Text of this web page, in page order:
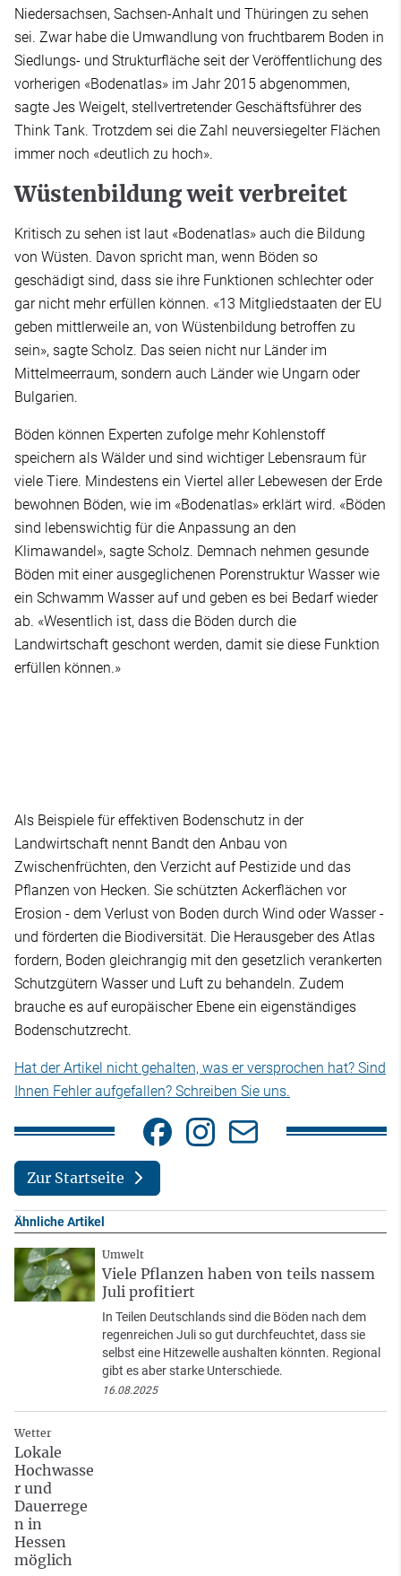
Niedersachsen, Sachsen-Anhalt und Thüringen zu sehen
sei. Zwar habe die Umwandlung von fruchtbarem Boden in
Siedlungs- und Strukturfläche seit der Veröffentlichung des
vorherigen «Bodenatlas» im Jahr 2015 abgenommen,
sagte Jes Weigelt, stellvertretender Geschäftsführer des
Think Tank. Trotzdem sei die Zahl neuversiegelter Flächen
immer noch «deutlich zu hoch».
Wüstenbildung weit verbreitet
Kritisch zu sehen ist laut «Bodenatlas» auch die Bildung
von Wüsten. Davon spricht man, wenn Böden so
geschädigt sind, dass sie ihre Funktionen schlechter oder
gar nicht mehr erfüllen können. «13 Mitgliedstaaten der EU
geben mittlerweile an, von Wüstenbildung betroffen zu
sein», sagte Scholz. Das seien nicht nur Länder im
Mittelmeerraum, sondern auch Länder wie Ungarn oder
Bulgarien.
Böden können Experten zufolge mehr Kohlenstoff
speichern als Wälder und sind wichtiger Lebensraum für
viele Tiere. Mindestens ein Viertel aller Lebewesen der Erde
bewohnen Böden, wie im «Bodenatlas» erklärt wird. «Böden
sind lebenswichtig für die Anpassung an den
Klimawandel», sagte Scholz. Demnach nehmen gesunde
Böden mit einer ausgeglichenen Porenstruktur Wasser wie
ein Schwamm Wasser auf und geben es bei Bedarf wieder
ab. «Wesentlich ist, dass die Böden durch die
Landwirtschaft geschont werden, damit sie diese Funktion
erfüllen können.»
Als Beispiele für effektiven Bodenschutz in der
Landwirtschaft nennt Bandt den Anbau von
Zwischenfrüchten, den Verzicht auf Pestizide und das
Pflanzen von Hecken. Sie schützten Ackerflächen vor
Erosion - dem Verlust von Boden durch Wind oder Wasser -
und förderten die Biodiversität. Die Herausgeber des Atlas
fordern, Boden gleichrangig mit den gesetzlich verankerten
Schutzgütern Wasser und Luft zu behandeln. Zudem
brauche es auf europäischer Ebene ein eigenständiges
Bodenschutzrecht.
Hat der Artikel nicht gehalten, was er versprochen hat? Sind
Ihnen Fehler aufgefallen? Schreiben Sie uns.
Zur Startseite
Ähnliche Artikel
Umwelt
Viele Pflanzen haben von teils nassem
Juli profitiert
In Teilen Deutschlands sind die Böden nach dem
regenreichen Juli so gut durchfeuchtet, dass sie
selbst eine Hitzewelle aushalten könnten. Regional
gibt es aber starke Unterschiede.
16.08.2025
Wetter
Lokale
Hochwasse
r und
Dauerrege
n in
Hessen
möglich